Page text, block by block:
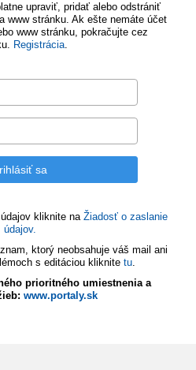
upraviť, pridať alebo odstrániť
www stránku. Ak ešte nemáte účet
www stránku, pokračujte cez
Registrácia.
kliknite na Žiadosť o zaslanie
údajov.
ktorý neobsahuje váš mail ani
s editáciou kliknite tu.
prioritného umiestnenia a
www.portaly.sk